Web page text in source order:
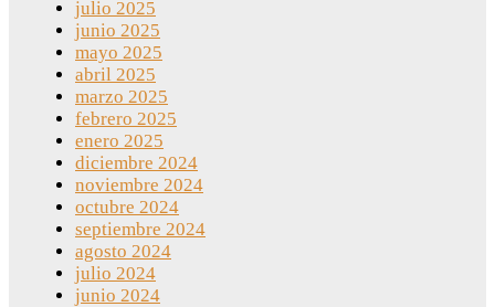
julio 2025
junio 2025
mayo 2025
abril 2025
marzo 2025
febrero 2025
enero 2025
diciembre 2024
noviembre 2024
octubre 2024
septiembre 2024
agosto 2024
julio 2024
junio 2024